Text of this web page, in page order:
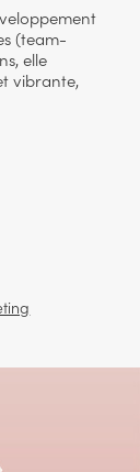
(team-
elle
vibrante,